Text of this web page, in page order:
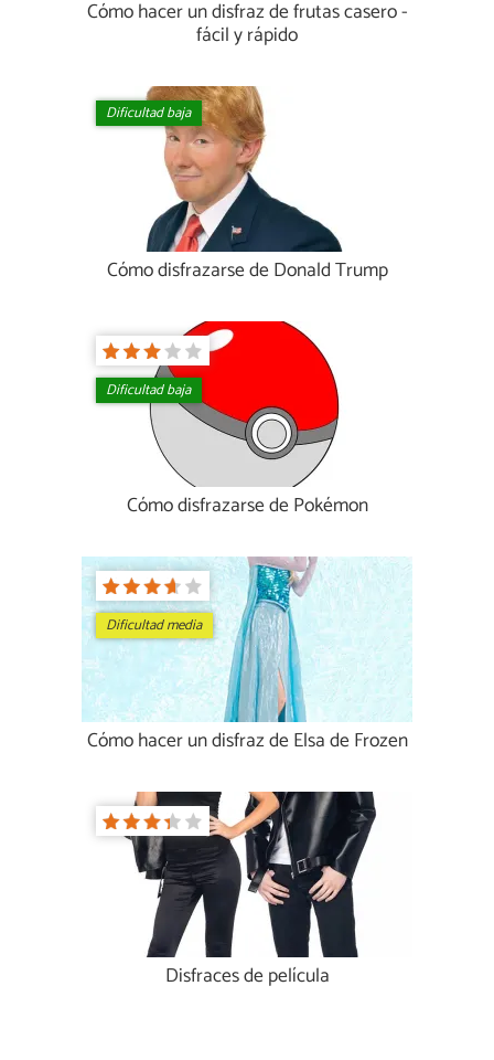
Cómo hacer un disfraz de frutas casero -
fácil y rápido
Dificultad baja
Cómo disfrazarse de Donald Trump
Dificultad baja
Cómo disfrazarse de Pokémon
Dificultad media
Cómo hacer un disfraz de Elsa de Frozen
Disfraces de película